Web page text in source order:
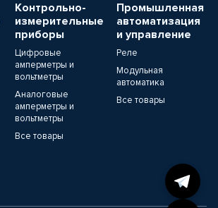
Контрольно-
измерительные
приборы
Цифровые
амперметры и
вольтметры
Аналоговые
амперметры и
вольтметры
Все товары
Промышленная
автоматизация
и управление
Реле
Модульная
автоматика
Все товары